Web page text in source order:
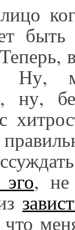
ну,
,
что